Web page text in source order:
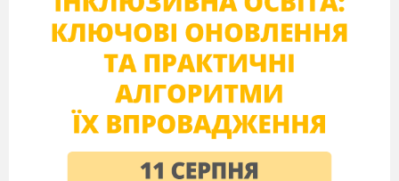
алітерація на «л» у баладі «Лілея»)
«Мовчи, че ше смілий...» — Гадюкою
ипіли, Зві ром заревіли. «Ти є
етик!.. Ти сіє ш р озколи!» (психологічні
портрети, намальовані звуковими фарбами, у
поемі «Єретик» створені за допомогою